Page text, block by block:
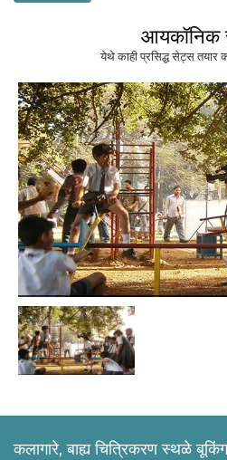
येथे काही प्रसिद्ध सेट्स
कलागारे, बाह्य चित्रिकरण स्थळे